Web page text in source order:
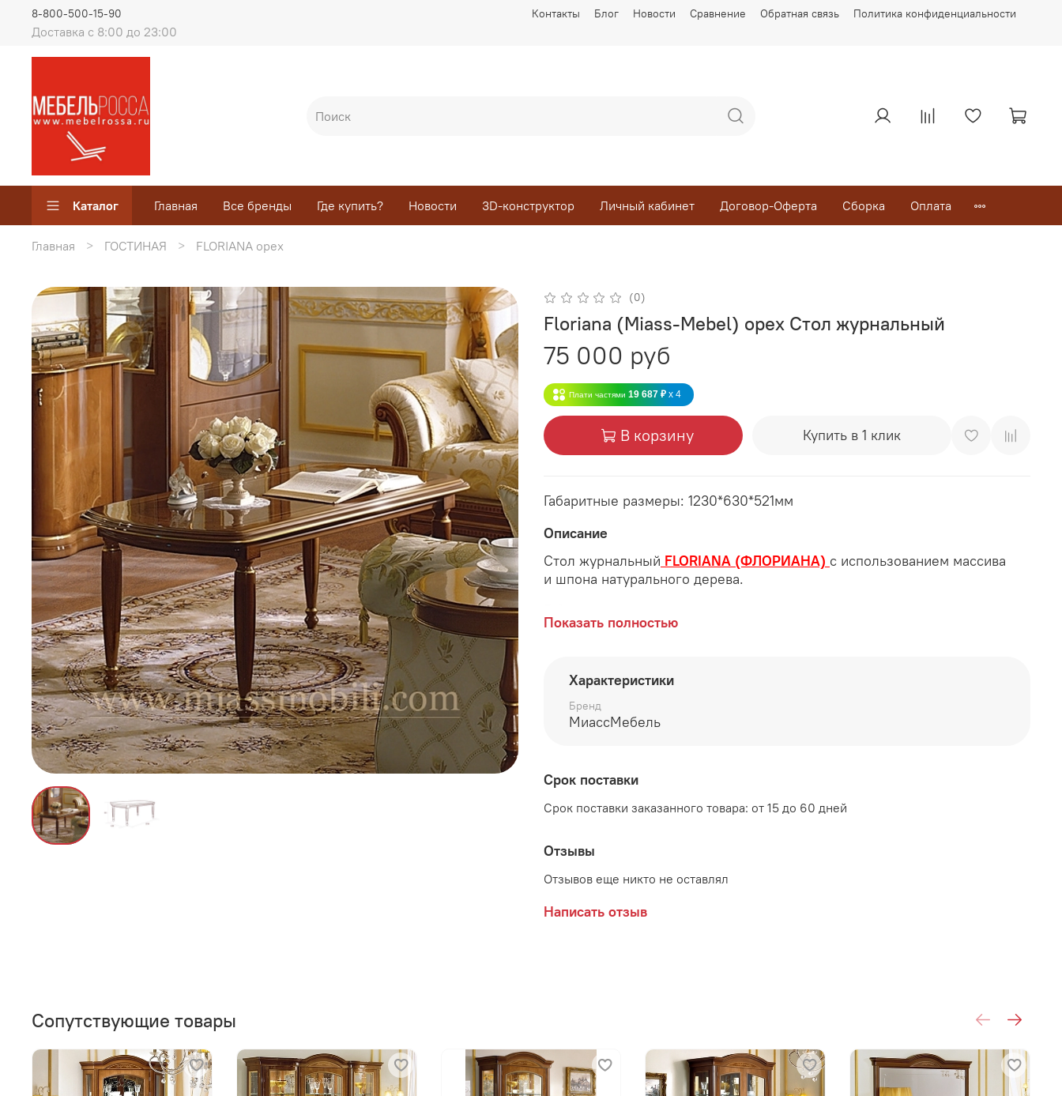
Контакты Блог Новости Сравнение Обратная связь Политика конфиденциальности
Доставка с 8:00 до 23:00
8-800-500-15-90
Каталог Главная Все бренды Где купить? Новости 3D-конструктор Личный кабинет Договор-Оферта Сборка Оплата
Главная ГОСТИНАЯ FLORIANA орех
(0)
Floriana (Miass-Mebel) орех Стол журнальный
75 000 руб
Плати частями 19 687 ₽ x 4
В корзину Купить в 1 клик
Габаритные размеры: 1230*630*521мм
Описание
Стол журнальный FLORIANA (ФЛОРИАНА) с использованием массива
и шпона натурального дерева.
ширина 630 мм
высота 521 мм
Производитель:
Мебельная фабрика МИАСС МЕБЕЛЬ
Показать полностью
Характеристики
Бренд
МиассМебель
Срок поставки
Срок поставки заказанного товара: от 15 до 60 дней
Отзывы
Отзывов еще никто не оставлял
Написать отзыв
Сопутствующие товары